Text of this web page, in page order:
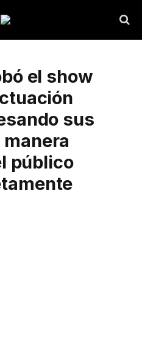
el show
sus
público